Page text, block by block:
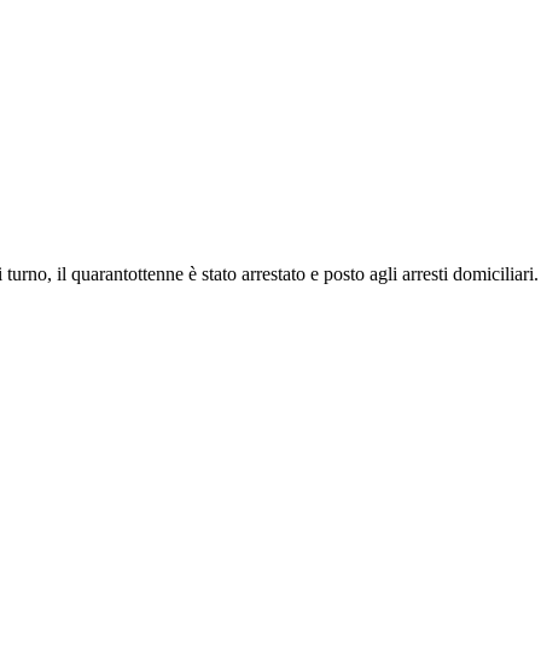
il quarantottenne è stato arrestato e posto agli arresti domiciliari.